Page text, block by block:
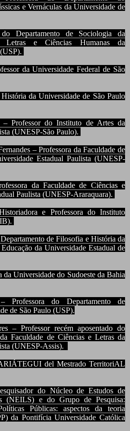
e Vernáculas da Universidade de
Departamento de Sociologia da
Letras e Ciências Humanas da
da Universidade Federal de São
da Universidade de São Paulo
– Professor do Instituto de Artes da
(UNESP-São Paulo).
– Professora da Faculdade de
Estadual Paulista (UNESP-
da Faculdade de Ciências e
Paulista (UNESP-Araraquara).
e Professora do Instituto
de Filosofia e História da
da Universidade Estadual de
da Universidade do Sudoeste da Bahia
Professora do Departamento de
de São Paulo (USP).
– Professor recém aposentado do
Faculdade de Ciências e Letras da
(UNESP-Assis).
del Mestrado TerritoriAL
do Núcleo de Estudos de
(NEILS) e do Grupo de Pesquisa:
Públicas: aspectos da teoria
da Pontifícia Universidade Católica